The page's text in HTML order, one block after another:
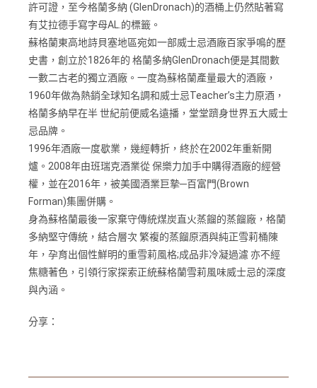
許可證，至今格蘭多納 (GlenDronach)的酒桶上仍然貼著寫
有艾拉德手寫字母AL.的標籤。
蘇格蘭東高地詩貝塞地區宛如一部威士忌酒廠百家爭鳴的歷
史書，創立於1826年的 格蘭多納GlenDronach便是其間數
一數二古老的獨立酒廠。一度為蘇格蘭產量最大的酒廠，
1960年做為熱銷全球知名調和威士忌Teacher’s主力原酒，
格蘭多納早在半 世紀前便威名遠播，堂堂躋身世界五大威士
忌品牌。
1996年酒廠一度歇業，幾經轉折，終於在2002年重新開
爐。2008年由班瑞克酒業從 保樂力加手中購得酒廠的經營
權，並在2016年，被美國酒業巨摯─百富門(Brown
Forman)集團併購。
身為蘇格蘭最後一家棄守傳統煤炭直火蒸餾的蒸餾廠，格蘭
多納堅守傳統，結合層次 繁複的蒸餾原酒與純正雪莉桶陳
年，孕育出個性鮮明的重雪莉風格;成品非冷凝過濾 亦不經
焦糖著色，引領行家探索正統蘇格蘭雪莉風味威士忌的深度
與內涵。
分享：